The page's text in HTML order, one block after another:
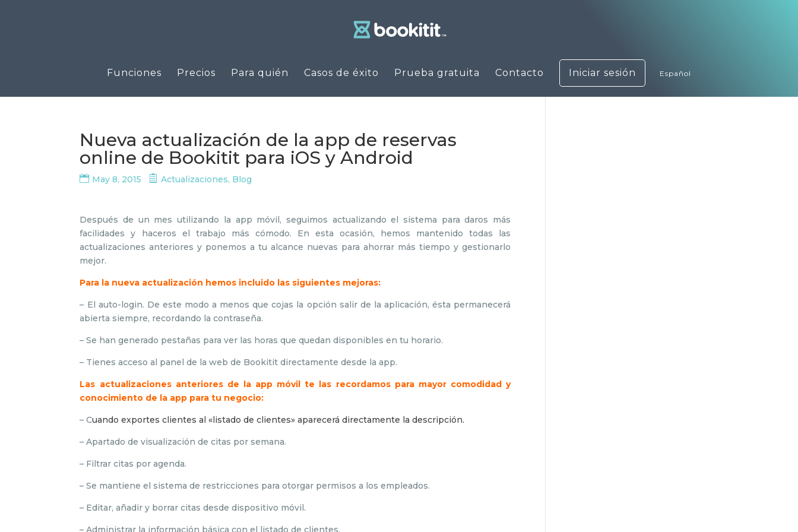
Funciones Precios Para quién Casos de éxito Prueba gratuita Contacto Iniciar sesión Español
Nueva actualización de la app de reservas
online de Bookitit para iOS y Android
May 8, 2015 Actualizaciones, Blog
Después de un mes utilizando la app móvil, seguimos actualizando el sistema para daros más
facilidades y haceros el trabajo más cómodo. En esta ocasión, hemos mantenido todas las
actualizaciones anteriores y ponemos a tu alcance nuevas para ahorrar más tiempo y gestionarlo
mejor.
Para la nueva actualización hemos incluido las siguientes mejoras:
– El auto-login. De este modo a menos que cojas la opción salir de la aplicación, ésta permanecerá
abierta siempre, recordando la contraseña.
– Se han generado pestañas para ver las horas que quedan disponibles en tu horario.
– Tienes acceso al panel de la web de Bookitit directamente desde la app.
Las actualizaciones anteriores de la app móvil te las recordamos para mayor comodidad y
conocimiento de la app para tu negocio:
– Cuando exportes clientes al «listado de clientes» aparecerá directamente la descripción.
– Apartado de visualización de citas por semana.
– Filtrar citas por agenda.
– Se mantiene el sistema de restricciones para otorgar permisos a los empleados.
– Editar, añadir y borrar citas desde dispositivo móvil.
– Administrar la información básica con el listado de clientes.